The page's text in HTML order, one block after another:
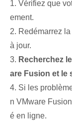
1. Vérifiez que
ement.
2. Redémarrez
à jour.
3. Recherchez
are Fusion et le
4. Si les
n VMware
é en ligne.